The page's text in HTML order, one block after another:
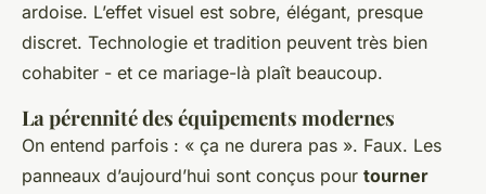
ardoise. L’effet visuel est sobre, élégant, presque
discret. Technologie et tradition peuvent très bien
cohabiter - et ce mariage-là plaît beaucoup.
La pérennité des équipements modernes
On entend parfois : « ça ne durera pas ». Faux. Les
panneaux d’aujourd’hui sont conçus pour tourner